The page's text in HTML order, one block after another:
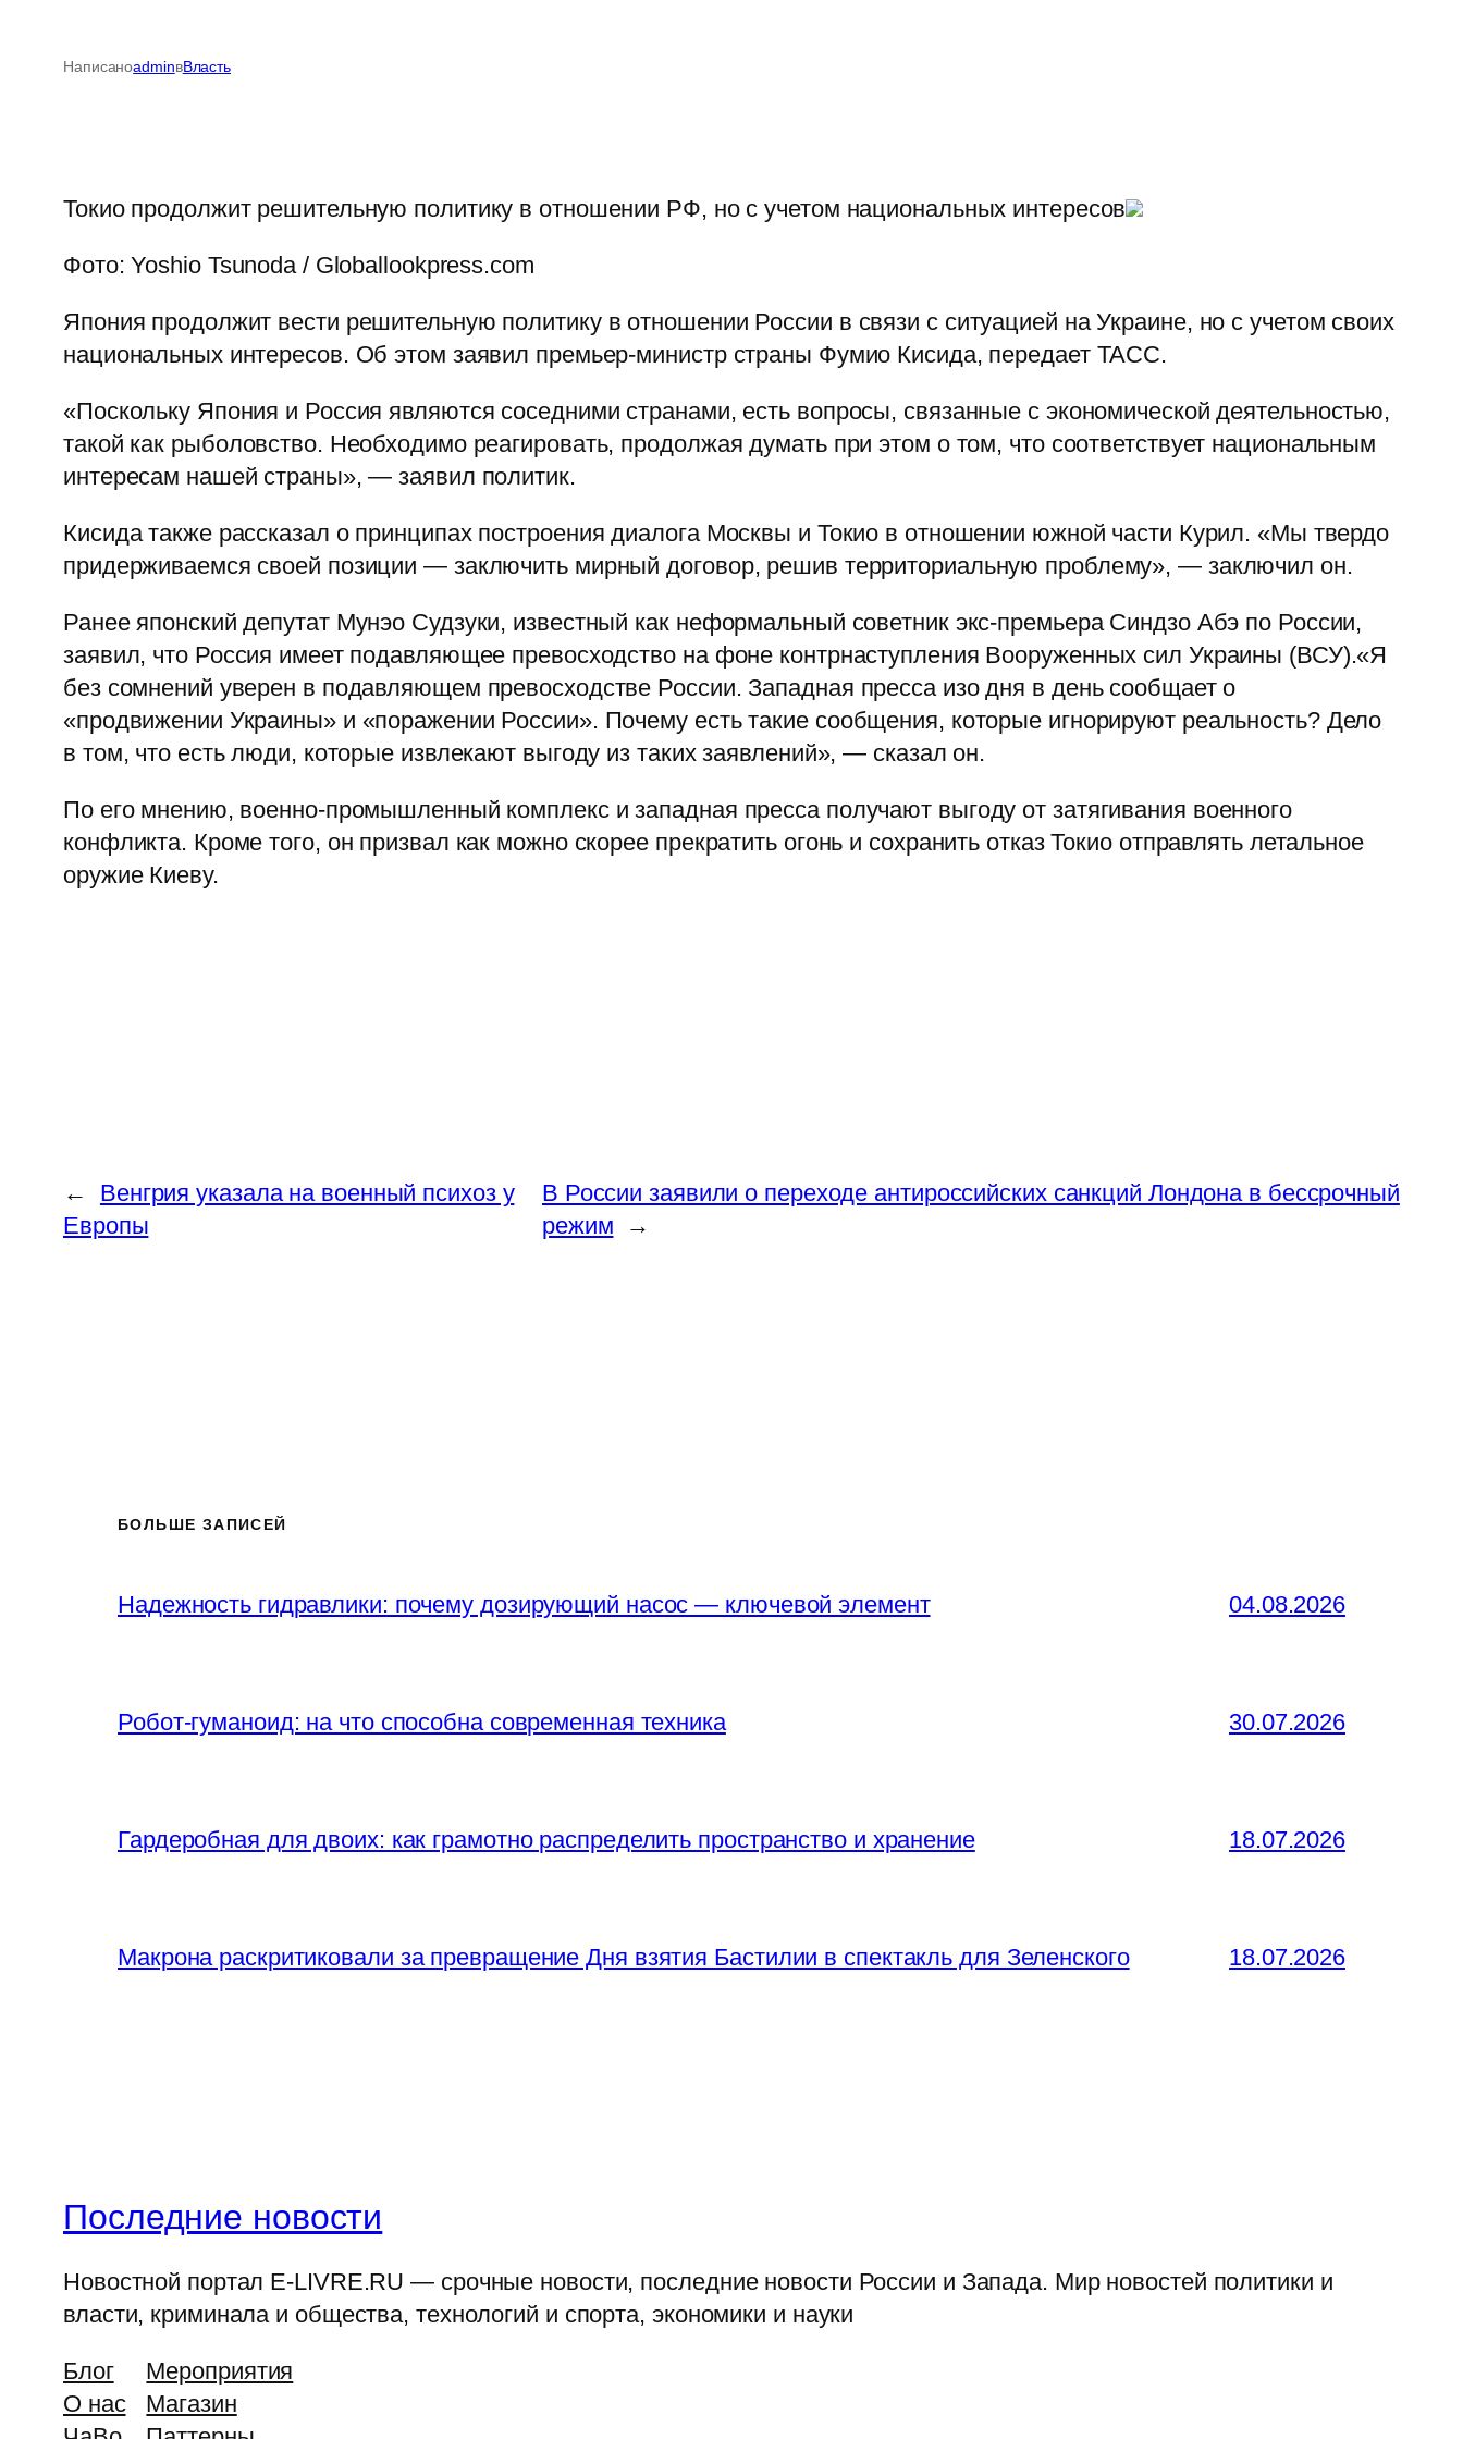
НаписаноadminвВласть
Токио продолжит решительную политику в отношении РФ, но с учетом национальных интересов
Фото: Yoshio Tsunoda / Globallookpress.com
Япония продолжит вести решительную политику в отношении России в связи с ситуацией на Украине, но с учетом своих
национальных интересов. Об этом заявил премьер-министр страны Фумио Кисида, передает ТАСС.
«Поскольку Япония и Россия являются соседними странами, есть вопросы, связанные с экономической деятельностью,
такой как рыболовство. Необходимо реагировать, продолжая думать при этом о том, что соответствует национальным
интересам нашей страны», — заявил политик.
Кисида также рассказал о принципах построения диалога Москвы и Токио в отношении южной части Курил. «Мы твердо
придерживаемся своей позиции — заключить мирный договор, решив территориальную проблему», — заключил он.
Ранее японский депутат Мунэо Судзуки, известный как неформальный советник экс-премьера Синдзо Абэ по России,
заявил, что Россия имеет подавляющее превосходство на фоне контрнаступления Вооруженных сил Украины (ВСУ).«Я
без сомнений уверен в подавляющем превосходстве России. Западная пресса изо дня в день сообщает о
«продвижении Украины» и «поражении России». Почему есть такие сообщения, которые игнорируют реальность? Дело
в том, что есть люди, которые извлекают выгоду из таких заявлений», — сказал он.
По его мнению, военно-промышленный комплекс и западная пресса получают выгоду от затягивания военного
конфликта. Кроме того, он призвал как можно скорее прекратить огонь и сохранить отказ Токио отправлять летальное
оружие Киеву.
←
Венгрия указала на военный психоз у
Европы
В России заявили о переходе антироссийских санкций Лондона в бессрочный
режим
→
БОЛЬШЕ ЗАПИСЕЙ
Надежность гидравлики: почему дозирующий насос — ключевой элемент 04.08.2026
Робот-гуманоид: на что способна современная техника 30.07.2026
Гардеробная для двоих: как грамотно распределить пространство и хранение 18.07.2026
Макрона раскритиковали за превращение Дня взятия Бастилии в спектакль для Зеленского 18.07.2026
Последние новости
Новостной портал E-LIVRE.RU — срочные новости, последние новости России и Запада. Мир новостей политики и
власти, криминала и общества, технологий и спорта, экономики и науки
Блог
О нас
Мероприятия
Магазин